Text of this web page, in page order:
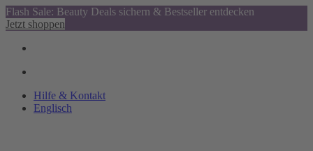
Flash Sale: Beauty Deals sichern & Bestseller entdecken
Jetzt shoppen
Hilfe & Kontakt
Englisch